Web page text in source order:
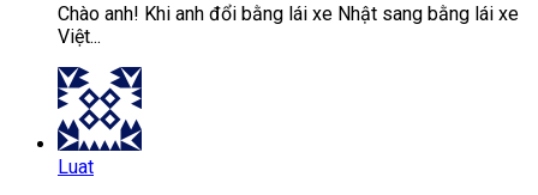
Chào anh! Khi anh đổi bằng lái xe Nhật sang bằng lái xe
Việt...
Luat